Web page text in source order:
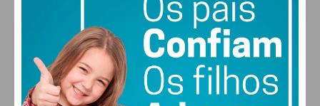
30 °
QUI
30
SEX
29
SÁB
28
DOM